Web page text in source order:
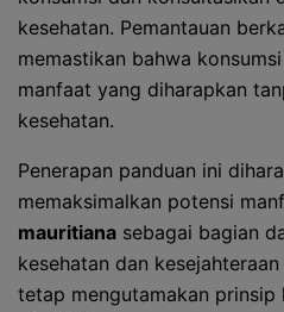
kesehatan. Pemantauan
memastikan bahwa
manfaat yang diharapkan
kesehatan.
Penerapan panduan ini
memaksimalkan potensi
mauritiana sebagai bagian
kesehatan dan
tetap mengutamakan prinsip